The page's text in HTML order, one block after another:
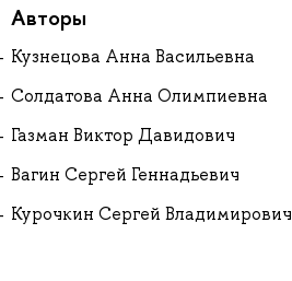
Авторы
Кузнецова Анна Васильевна
Солдатова Анна Олимпиевна
Газман Виктор Давидович
Вагин Сергей Геннадьевич
Курочкин Сергей Владимирович